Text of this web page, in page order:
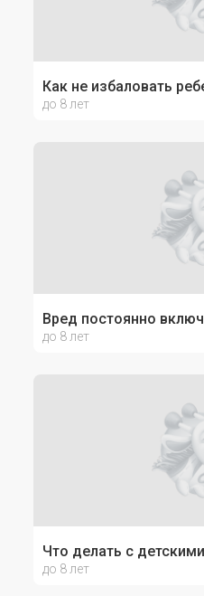
Как не избаловать
до 8 лет
Вред постоянно
до 8 лет
Что делать с
до 8 лет